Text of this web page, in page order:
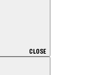
CLOSE